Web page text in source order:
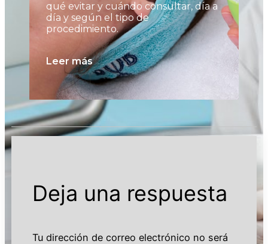
qué evitar y cuándo consultar, día a
día y según el tipo de
procedimiento.
Leer más
Deja una respuesta
Tu dirección de correo electrónico no será